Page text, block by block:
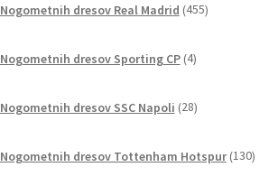
Nogometnih dresov Real Madrid 455izdelkov
Nogometnih dresov Sporting CP 4izdelki
Nogometnih dresov SSC Napoli 28izdelkov
Nogometnih dresov Tottenham Hotspur 130